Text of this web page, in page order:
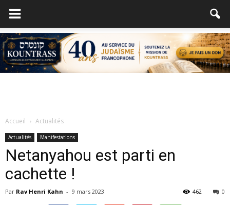
Accueil Actualités
Actualités Manifestations
Netanyahou est parti en
cachette !
Par Rav Henri Kahn - 9 mars 2023 0
462